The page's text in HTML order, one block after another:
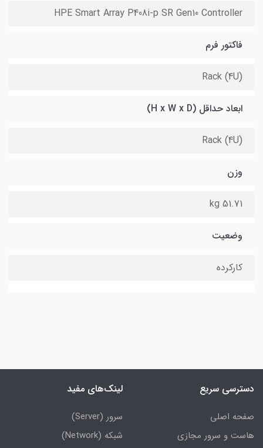
HPE Smart Array P408i-p SR Gen10 Controller
فاکتور فرم
Rack (4U)
ابعاد حداقل (H x W x D)
Rack (4U)
وزن
51.71 kg
وضعیت
کارکرده
دسترسی سریع
صفحه اصلی
هاست و سرور مجازی
لینک‌های مفید
سرور (Server)
شبکه (Network)